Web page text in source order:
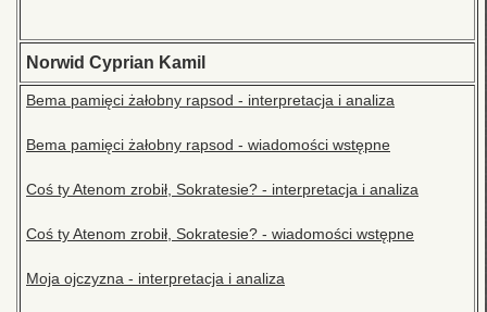
Norwid Cyprian Kamil
Bema pamięci żałobny rapsod - interpretacja i analiza
Bema pamięci żałobny rapsod - wiadomości wstępne
Coś ty Atenom zrobił, Sokratesie? - interpretacja i analiza
Coś ty Atenom zrobił, Sokratesie? - wiadomości wstępne
Moja ojczyzna - interpretacja i analiza